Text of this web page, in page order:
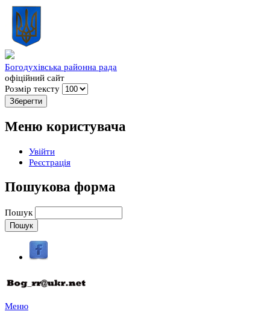
Богодухівська районна рада
офіційний сайт
Розмір тексту
Меню користувача
Увійти
Реєстрація
Пошукова форма
Пошук
Меню